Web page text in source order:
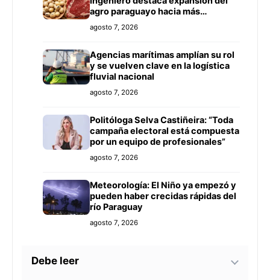
agro paraguayo hacia más
mercados
agosto 7, 2026
Agencias marítimas amplían su rol
y se vuelven clave en la logística
fluvial nacional
agosto 7, 2026
Politóloga Selva Castiñeira: “Toda
campaña electoral está compuesta
por un equipo de profesionales”
agosto 7, 2026
Meteorología: El Niño ya empezó y
pueden haber crecidas rápidas del
río Paraguay
agosto 7, 2026
Debe leer